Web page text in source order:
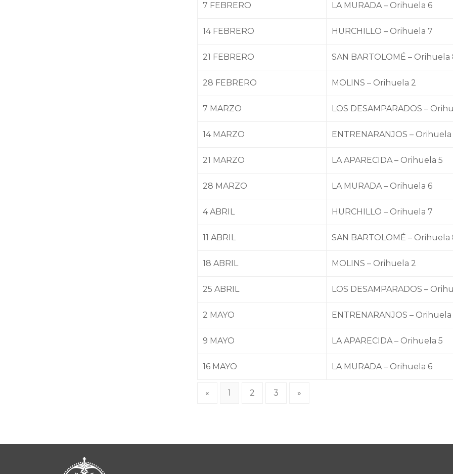
7 FEBRERO LA MURADA – Orihuela 6
14 FEBRERO HURCHILLO – Orihuela 7
21 FEBRERO SAN BARTOLOMÉ – Orihuela
28 FEBRERO MOLINS – Orihuela 2
7 MARZO LOS DESAMPARADOS –
14 MARZO ENTRENARANJOS – Orihuela
21 MARZO LA APARECIDA – Orihuela 5
28 MARZO LA MURADA – Orihuela 6
4 ABRIL HURCHILLO – Orihuela 7
11 ABRIL SAN BARTOLOMÉ – Orihuela
18 ABRIL MOLINS – Orihuela 2
25 ABRIL LOS DESAMPARADOS –
2 MAYO ENTRENARANJOS – Orihuela
9 MAYO LA APARECIDA – Orihuela 5
16 MAYO LA MURADA – Orihuela 6
« 1 2 3 »